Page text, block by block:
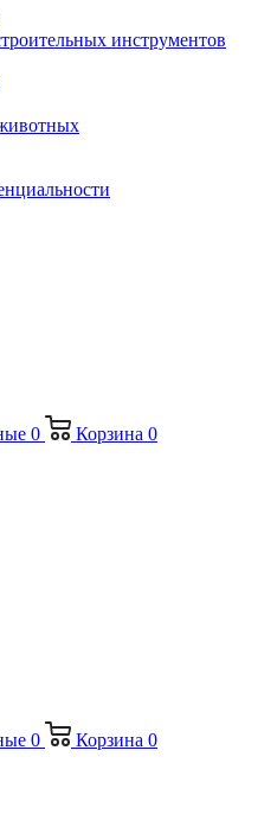
инструментов
0 Корзина 0
0 Корзина 0